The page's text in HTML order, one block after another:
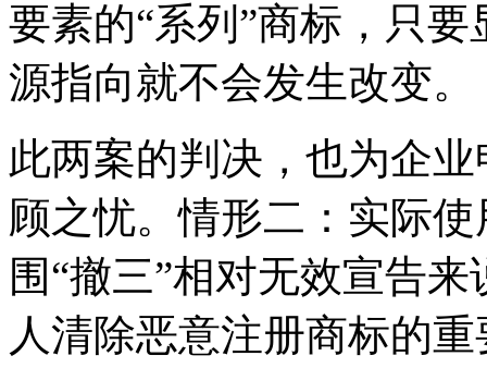
要素的“系列”商标，只
源指向就不会发生改变。
此两案的判决，也为企
顾之忧。情形二：实际
围“撤三”相对无效宣告
人清除恶意注册商标的